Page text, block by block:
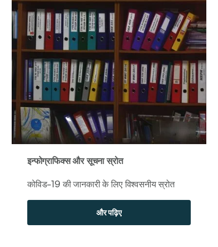
इन्फोग्राफिक्स और सूचना स्रोत
कोविड-19 की जानकारी के लिए विश्वसनीय स्रोत
और पढ़िए